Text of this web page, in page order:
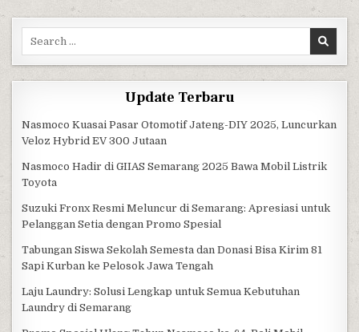
Search for:
Update Terbaru
Nasmoco Kuasai Pasar Otomotif Jateng-DIY 2025, Luncurkan
Veloz Hybrid EV 300 Jutaan
Nasmoco Hadir di GIIAS Semarang 2025 Bawa Mobil Listrik
Toyota
Suzuki Fronx Resmi Meluncur di Semarang: Apresiasi untuk
Pelanggan Setia dengan Promo Spesial
Tabungan Siswa Sekolah Semesta dan Donasi Bisa Kirim 81
Sapi Kurban ke Pelosok Jawa Tengah
Laju Laundry: Solusi Lengkap untuk Semua Kebutuhan
Laundry di Semarang